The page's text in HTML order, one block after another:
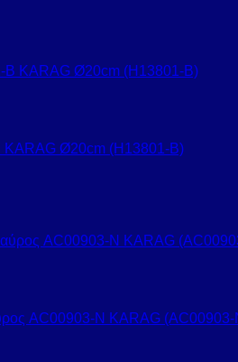
KARAG Ø20cm (H13801-B)
AC00903-N KARAG (AC00903-